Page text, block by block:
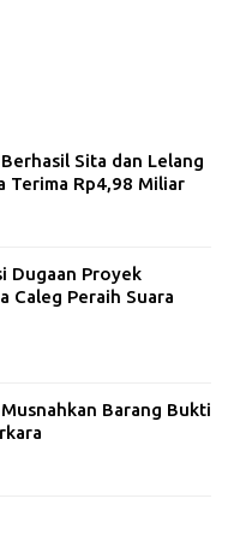
Sita dan Lelang
Terima Rp4,98 Miliar
Dugaan Proyek
Caleg Peraih Suara
Barang Bukti